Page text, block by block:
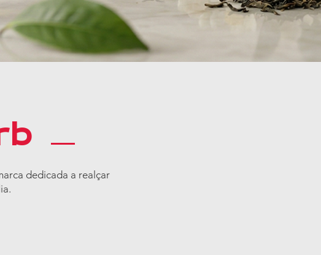
dedicada a realçar